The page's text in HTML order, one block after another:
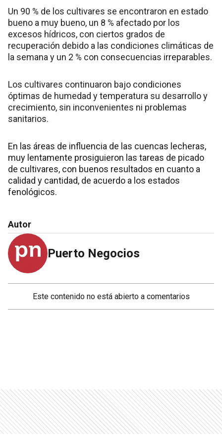
Un 90 % de los cultivares se encontraron en estado
bueno a muy bueno, un 8 % afectado por los
excesos hídricos, con ciertos grados de
recuperación debido a las condiciones climáticas de
la semana y un 2 % con consecuencias irreparables.
Los cultivares continuaron bajo condiciones
óptimas de humedad y temperatura su desarrollo y
crecimiento, sin inconvenientes ni problemas
sanitarios.
En las áreas de influencia de las cuencas lecheras,
muy lentamente prosiguieron las tareas de picado
de cultivares, con buenos resultados en cuanto a
calidad y cantidad, de acuerdo a los estados
fenológicos.
Autor
Puerto Negocios
Este contenido no está abierto a comentarios